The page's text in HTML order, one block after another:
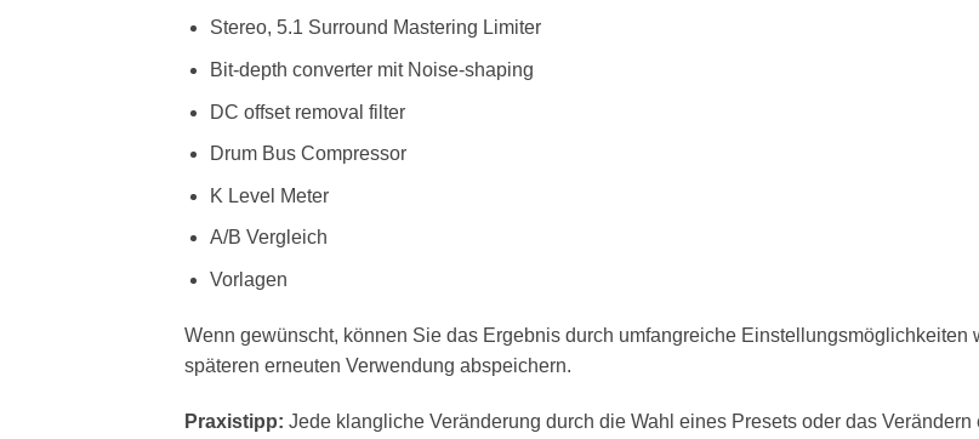
Stereo, 5.1 Surround Mastering Limiter
Bit-depth converter mit Noise-shaping
DC offset removal filter
Drum Bus Compressor
K Level Meter
A/B Vergleich
Vorlagen
Wenn gewünscht, können Sie das Ergebnis durch umfangreiche
späteren erneuten Verwendung abspeichern.
Praxistipp: Jede klangliche Veränderung durch die Wahl eines Presets oder das